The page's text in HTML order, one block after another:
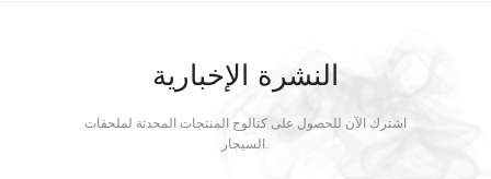
النشرة الإخبارية
اشترك الآن للحصول على كتالوج المنتجات المحدثة لملحقات
السيجار.